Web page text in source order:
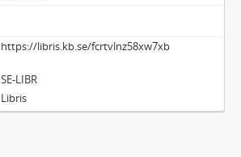
https://libris.kb.se/fcrtvlnz58xw7xb
SE-LIBR
Libris